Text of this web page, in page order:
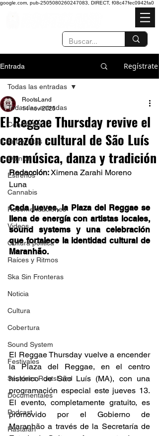
google.com, pub-2505080260247083, DIRECT, f08c47fec0942fa0
Entrada Regístrate
Todas las entradas
Conciertos
Entrevistas
Opinión
Estrenos
Cannabis
Recomendaciones
Videos
Cultura política
Raíces y Ritmos
Ska Sin Fronteras
Noticia
Cultura
Cobertura
Sound System
Festivales
Sesiones RootsLand
Documentales
Podcast
Rastafari
Todas las entradas
El Reggae Thursday revive el
corazón cultural de São Luís
con música, danza y tradición
RootsLand
14 nov 2025
Redacción: Ximena Zarahi Moreno
Luna
Cada jueves, la Plaza del Reggae se
llena de energía con artistas locales,
sound systems y una celebración
que fortalece la identidad cultural de
Maranhão.
El Reggae Thursday vuelve a encender
la Plaza del Reggae, en el centro
histórico de São Luís (MA), con una
programación especial este jueves 13.
El evento, completamente gratuito, es
promovido por el Gobierno de
Maranhão a través de la Secretaría de